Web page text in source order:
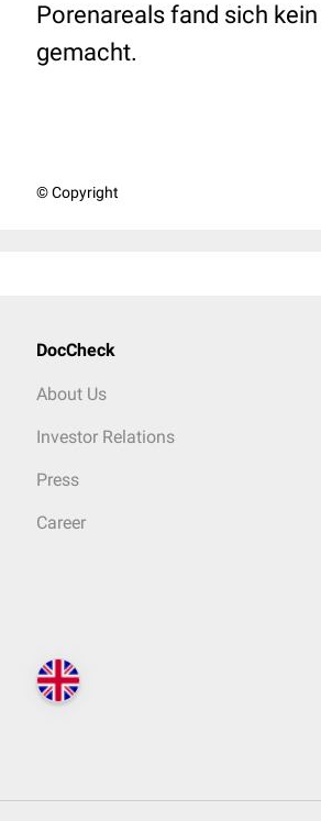
Porenareals fand sich
gemacht.
© Copyright
DocCheck
About Us
Investor Relations
Press
Career